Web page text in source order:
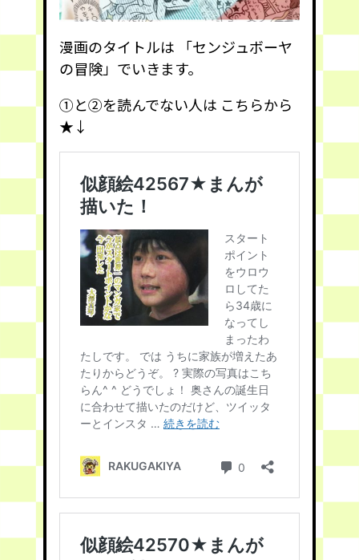
漫画のタイトルは 「センジュボーヤ
の冒険」でいきます。
①と②を読んでない人は こちらから
★↓